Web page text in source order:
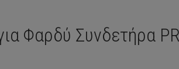
Φαρδύ Συνδετήρα